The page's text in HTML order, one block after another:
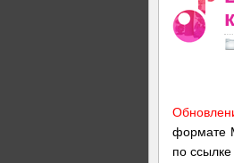
формате
по ссылке